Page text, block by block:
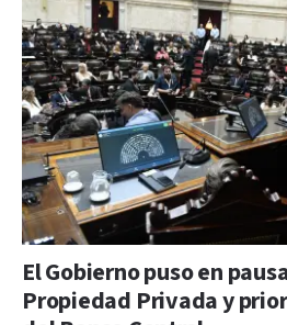
El Gobierno puso en
Propiedad Privada y